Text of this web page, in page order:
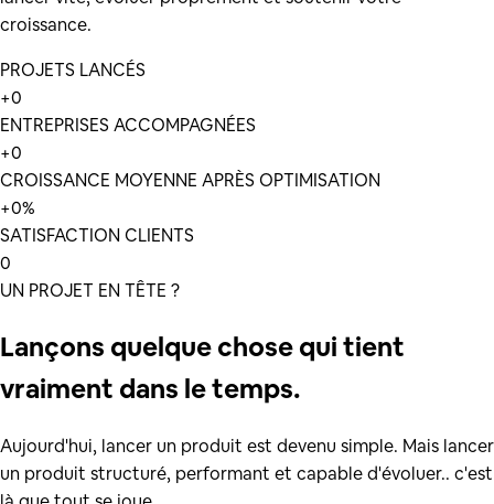
croissance.
PROJETS LANCÉS
+0
ENTREPRISES ACCOMPAGNÉES
+0
CROISSANCE MOYENNE APRÈS OPTIMISATION
+0%
SATISFACTION CLIENTS
0
UN PROJET EN TÊTE ?
Lançons quelque chose qui tient
vraiment dans le temps.
Aujourd'hui, lancer un produit est devenu simple. Mais lancer
un produit structuré, performant et capable d'évoluer.. c'est